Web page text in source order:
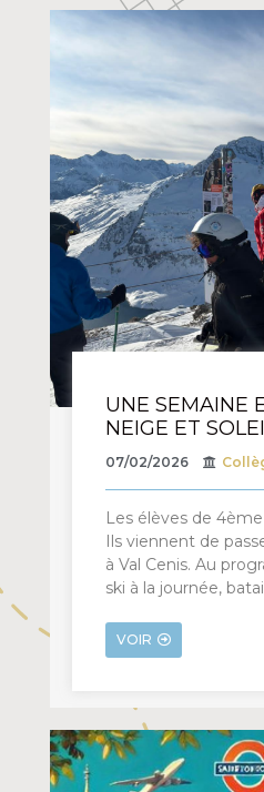
UNE SEMAINE
NEIGE ET
07/02/2026
Les élèves de
Ils viennent de
à Val Cenis. Au
ski à la journée,
VOIR